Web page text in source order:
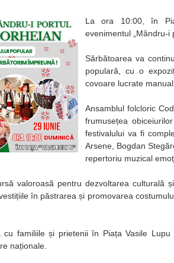
La ora 10:00, în
evenimentul „Mândru-i
Sărbătoarea va
populară, cu o
covoare lucrate
Ansamblul folcloric
frumusețea
festivalului va fi
Arsene, Bogdan
repertoriu muzical
valoroasă pentru dezvoltarea culturală
în păstrarea și promovarea
cu familiile și prietenii în Piața Vasile
naționale.